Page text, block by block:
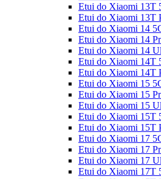
Etui do Xiaomi 13T
Etui do Xiaomi 13T
Etui do Xiaomi 14
Etui do Xiaomi 14
Etui do Xiaomi 14
Etui do Xiaomi 14T
Etui do Xiaomi 14T
Etui do Xiaomi 15
Etui do Xiaomi 15
Etui do Xiaomi 15
Etui do Xiaomi 15T
Etui do Xiaomi 15T
Etui do Xiaomi 17
Etui do Xiaomi 17
Etui do Xiaomi 17
Etui do Xiaomi 17T